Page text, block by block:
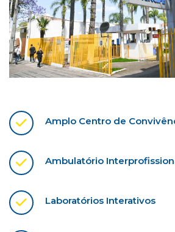
Amplo Centro de
Ambulatório
Laboratórios Interativos